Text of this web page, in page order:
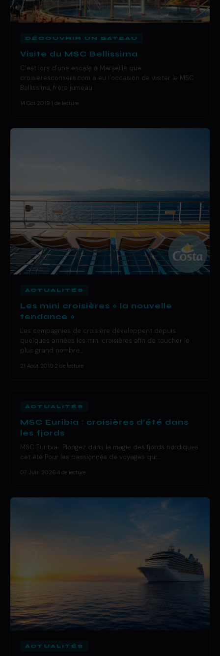
DÉCOUVRIR UN BATEAU
Visite du MSC Bellissima
C’est lors d’une escale à Marseille que
croisieresconseils.com a eu l’occasion de visiter le MSC
Bellissima, frère jumeau…
14 Oct 2019 1 de lecture
ACTUALITÉS
Les mini croisières « la nouvelle
tendance »
Les compagnies de croisière développent depuis
quelques années les mini croisières afin de toucher le
plus grand nombre…
21 Août 2019 2 de lecture
ACTUALITÉS
MSC Euribia : croisières d’été dans
les fjords
MSC Euribia : Plongez dans la magie des fjords nordiques
cet été Pour les passionnés de voyages qui…
07 Juin 2026 4 de lecture
ACTUALITÉS